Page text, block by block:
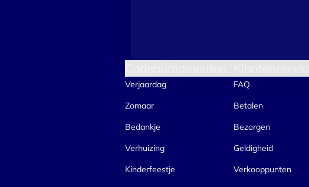
Verjaardag
Zomaar
Bedankje
Verhuizing
Kinderfeestje
FAQ
Betalen
Bezorgen
Geldigheid
Verkooppunten